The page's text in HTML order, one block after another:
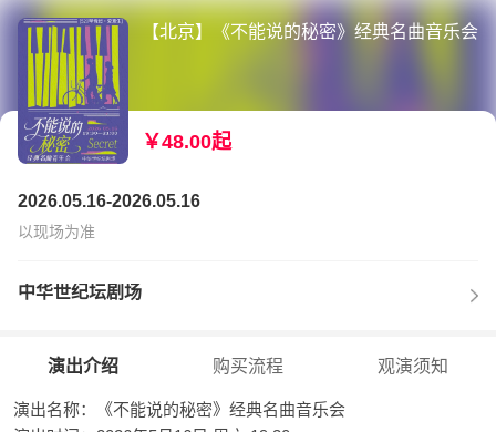
【北京】《不能说的秘密》经典名曲音乐会
￥48.00起
2026.05.16-2026.05.16
以现场为准
中华世纪坛剧场
演出介绍 购买流程 观演须知
演出名称：《不能说的秘密》经典名曲音乐会